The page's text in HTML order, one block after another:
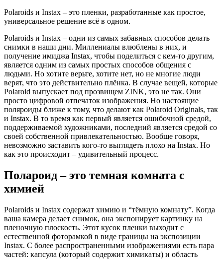
Polaroids и Instax – это пленки, разработанные как простое,
универсальное решение всё в одном.
Polaroids и Instax – одни из самых забавных способов делать
снимки в наши дни. Миллениалы влюблены в них, и
получение имиджа Instax, чтобы поделиться с кем-то другим,
является одним из самых простых способов общения с
людьми. Но хотите верьте, хотите нет, но не многие люди
верят, что это действительно плёнка. В случае вещей, которые
Polaroid выпускает под прозвищем ZINK, это не так. Они
просто цифровой отпечаток изображения. Но настоящие
поляроиды ближе к тому, что делают как Polaroid Originals, так
и Instax. В то время как первый является ошибочной средой,
поддерживаемой художниками, последний является средой со
своей собственной привлекательностью. Вообще говоря,
невозможно заставить кого-то выглядеть плохо на Instax. Но
как это происходит – удивительный процесс.
Полароид – это темная комната с
химией
Polaroids и Instax содержат химию и “тёмную комнату”. Когда
ваша камера делает снимок, она экспонирует картинку на
пленочную плоскость. Этот кусок пленки выходит с
естественной фоторамкой в ​​виде границы на экспозиции
Instax. С более распространенными изображениями есть пара
частей: капсула (который содержит химикаты) и область